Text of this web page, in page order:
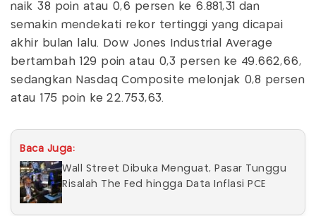
naik 38 poin atau 0,6 persen ke 6.881,31 dan
semakin mendekati rekor tertinggi yang dicapai
akhir bulan lalu. Dow Jones Industrial Average
bertambah 129 poin atau 0,3 persen ke 49.662,66,
sedangkan Nasdaq Composite melonjak 0,8 persen
atau 175 poin ke 22.753,63.
Baca Juga:
Wall Street Dibuka Menguat, Pasar Tunggu
Risalah The Fed hingga Data Inflasi PCE